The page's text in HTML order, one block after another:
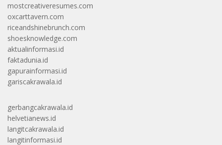
mostcreativeresumes.com
oxcarttavern.com
riceandshinebrunch.com
shoesknowledge.com
aktualinformasi.id
faktadunia.id
gapurainformasi.id
gariscakrawala.id
gerbangcakrawala.id
helvetianews.id
langitcakrawala.id
langitinformasi.id